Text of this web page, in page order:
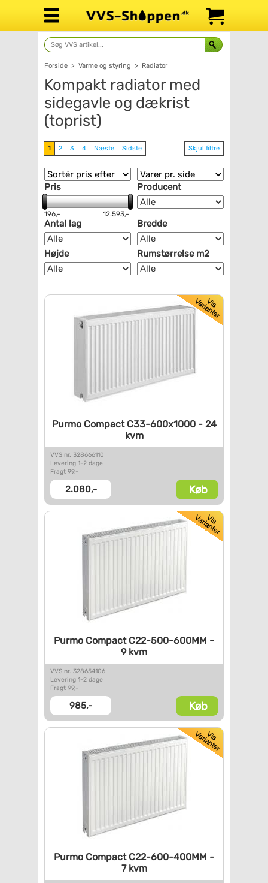
Forside > Varme og styring > Radiator
Kompakt radiator med
sidegavle og dækrist
(toprist)
1 2 3 4 Næste Sidste Skjul filtre
Pris
196,- 12.593,-
Producent
Antal lag Bredde
Højde Rumstørrelse m2
Purmo Compact C33-600x1000 -24
kvm
VVS nr. 328666110
Levering 1-2 dage
Fragt 99,-
2.080,- Køb
Purmo Compact C22-500-600MM -
9 kvm
VVS nr. 328654106
Levering 1-2 dage
Fragt 99,-
985,- Køb
Purmo Compact C22-600-400MM -
7 kvm